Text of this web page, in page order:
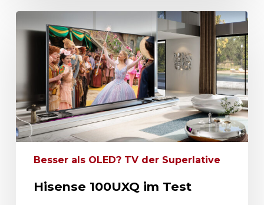
Besser als OLED? TV der Superlative
Hisense 100UXQ im Test